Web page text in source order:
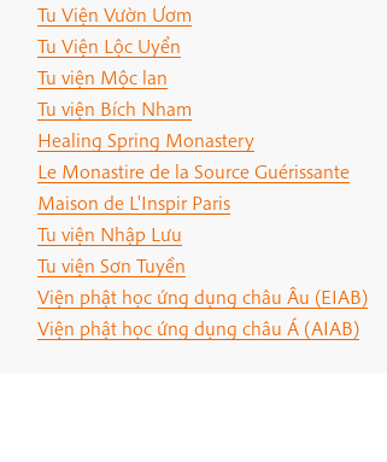
Tu Viện Vườn Ươm
Tu Viện Lộc Uyển
Tu viện Mộc lan
Tu viện Bích Nham
Healing Spring Monastery
Le Monastire de la Source Guérissante
Maison de L'Inspir Paris
Tu viện Nhập Lưu
Tu viện Sơn Tuyền
Viện phật học ứng dụng châu Âu (EIAB)
Viện phật học ứng dụng châu Á (AIAB)